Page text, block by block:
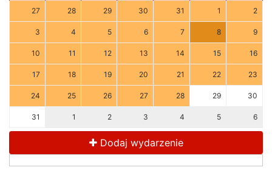
27 28 29 30 31 1 2
3 4 5 6 7 8 9
10 11 12 13 14 15 16
17 18 19 20 21 22 23
24 25 26 27 28 29 30
31 1 2 3 4 5 6
Dodaj wydarzenie